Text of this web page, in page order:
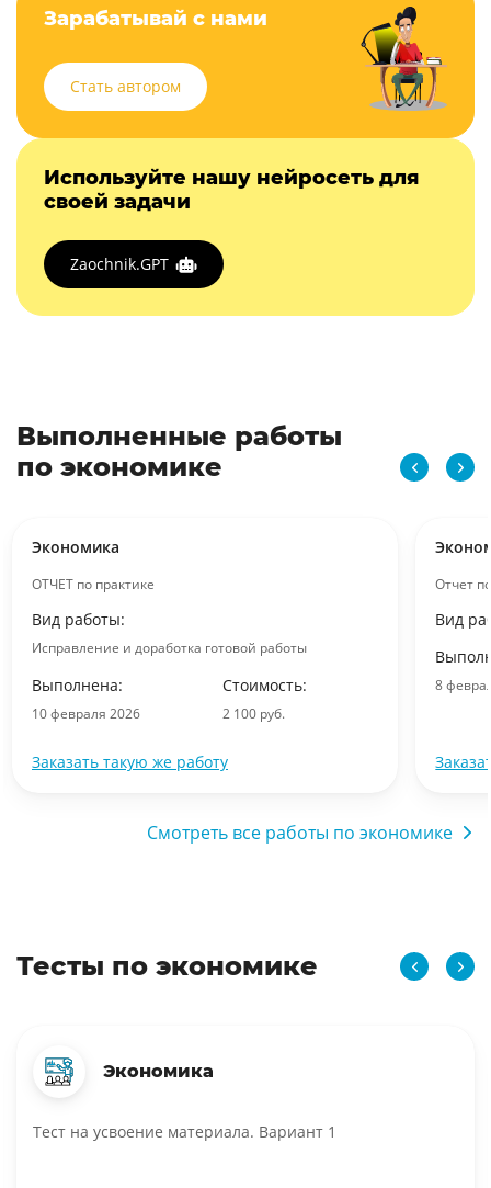
Зарабатывай с нами
Стать автором
Используйте нашу нейросеть для
своей задачи
Zaochnik.GPT
Выполненные работы
по экономике
Экономика
ОТЧЕТ по практике
Вид работы:
Исправление и доработка готовой работы
Выполнена:
10 февраля 2026
Стоимость:
2 100 руб.
Заказать такую же работу
Отчет
Вид
8
Смотреть все работы по экономике
Тесты по экономике
Экономика
Тест на усвоение материала. Вариант 1